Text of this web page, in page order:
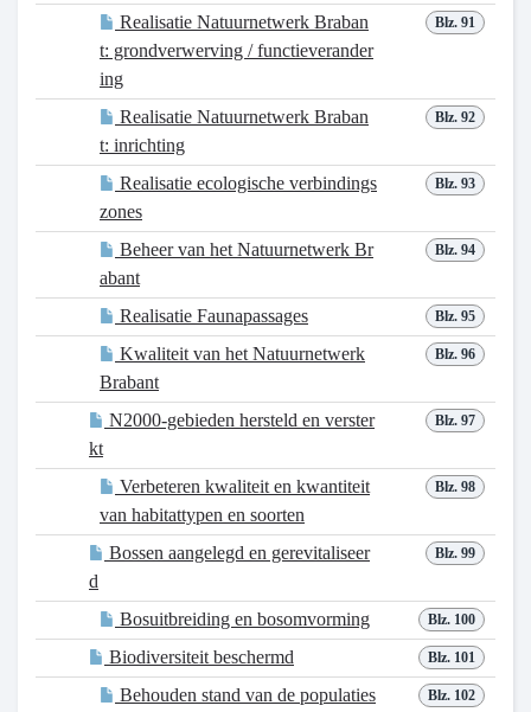
Blz. 91
Realisatie Natuurnetwerk Braban
t: grondverwerving / functieverander
ing
Blz. 92
Realisatie Natuurnetwerk Braban
t: inrichting
Blz. 93
Realisatie ecologische verbindings
zones
Blz. 94
Beheer van het Natuurnetwerk Br
abant
Blz. 95
Realisatie Faunapassages
Blz. 96
Kwaliteit van het Natuurnetwerk
Brabant
Blz. 97
N2000-gebieden hersteld en verster
kt
Blz. 98
Verbeteren kwaliteit en kwantiteit
van habitattypen en soorten
Blz. 99
Bossen aangelegd en gerevitaliseer
d
Blz. 100
Bosuitbreiding en bosomvorming
Blz. 101
Biodiversiteit beschermd
Blz. 102
Behouden stand van de populaties